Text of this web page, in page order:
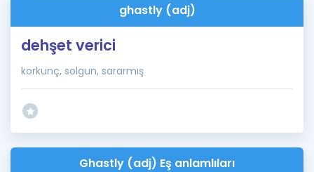
İngilizce Gramer
ghastly (adj)
dehşet verici
korkunç, solgun, sararmış
Ghastly (adj) Eş anlamlıları